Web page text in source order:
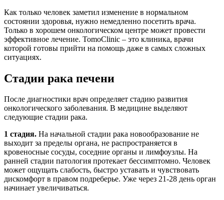
Как только человек заметил изменение в нормальном
состоянии здоровья, нужно немедленно посетить врача.
Только в хорошем онкологическом центре может провести
эффективное лечение. TomoClinic – это клиника, врачи
которой готовы прийти на помощь даже в самых сложных
ситуациях.
Стадии рака печени
После диагностики врач определяет стадию развития
онкологического заболевания. В медицине выделяют
следующие стадии рака.
1 стадия. На начальной стадии рака новообразование не
выходит за пределы органа, не распространяется в
кровеносные сосуды, соседние органы и лимфоузлы. На
ранней стадии патология протекает бессимптомно. Человек
может ощущать слабость, быстро уставать и чувствовать
дискомфорт в правом подреберье. Уже через 21-28 день орган
начинает увеличиваться.